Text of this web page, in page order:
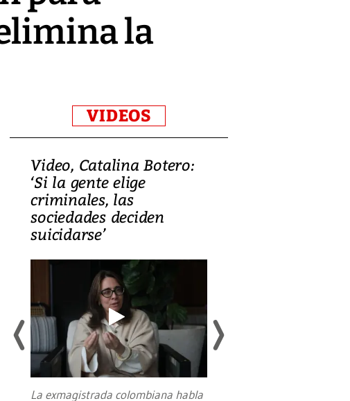
la
VIDEOS
Video, Catalina Botero:
‘Si la gente elige
criminales, las
sociedades deciden
suicidarse’
La exmagistrada colombiana habla